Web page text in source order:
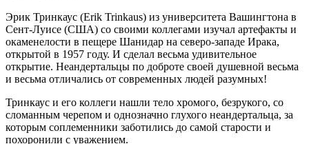
Эрик Тринкаус (Erik Trinkaus) из университета Вашингтона в
Сент-Луисе (США) со своими коллегами изучал артефакты и
окаменелости в пещере Шанидар на северо-западе Ирака,
открытой в 1957 году. И сделал весьма удивительное
открытие. Неандертальцы по доброте своей душевной весьма
и весьма отличались от современных людей разумных!
Тринкаус и его коллеги нашли тело хромого, безрукого, со
сломанным черепом и однозначно глухого неандертальца, за
которым соплеменники заботились до самой старости и
похоронили с уважением.